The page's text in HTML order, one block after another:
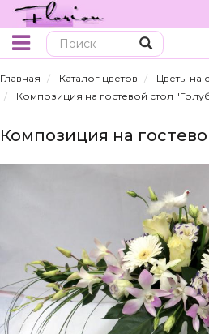
Главная Каталог цветов
Цветы на
Композиция на гостевой стол
Композиция на